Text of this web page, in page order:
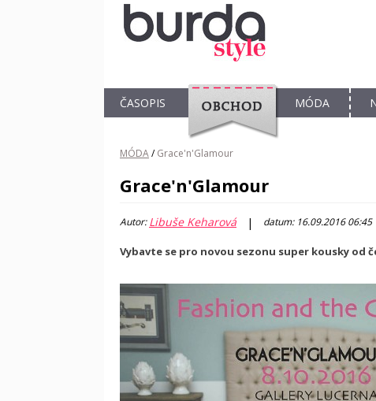
ČASOPIS
OBCHOD
MÓDA
MÓDA/ Grace'n'Glamour
Grace'n'Glamour
Autor:Libuše Keharová | datum: 16.09.2016 06:45
Vybavte se pro novou sezonu super kousky od